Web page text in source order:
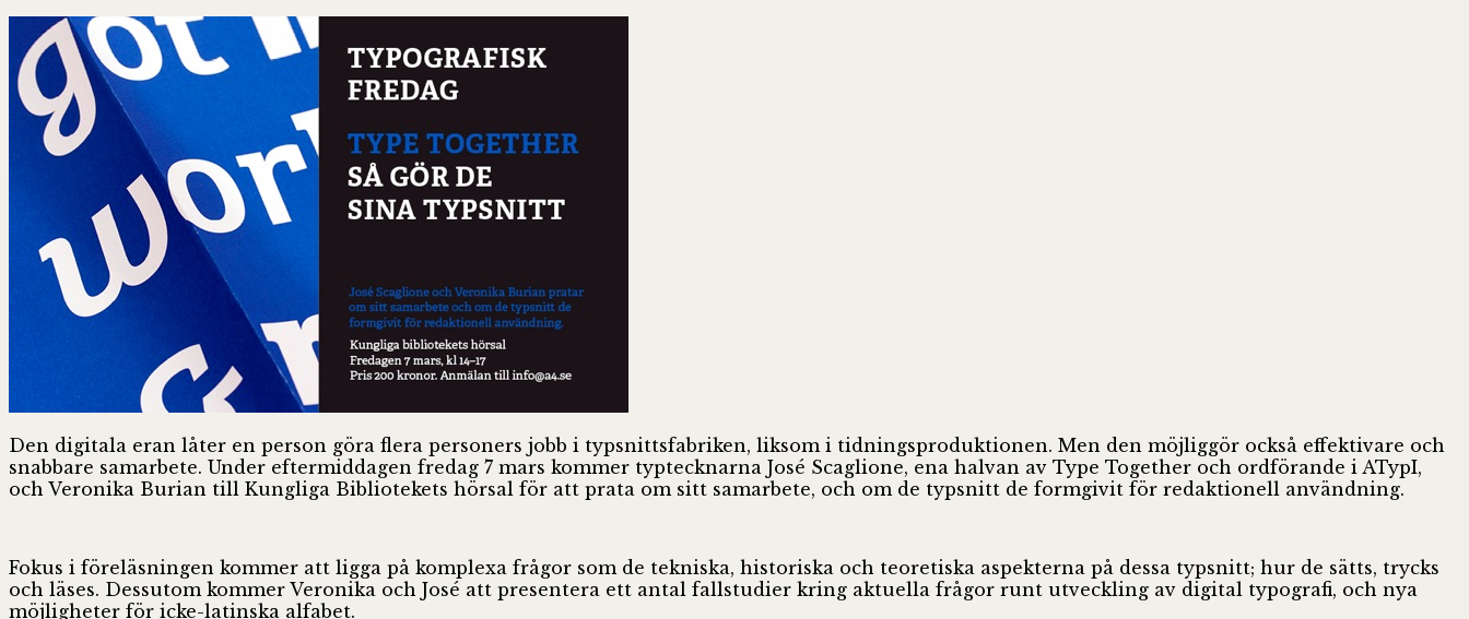
Den digitala eran låter en person göra flera personers jobb i typsnittsfabriken, liksom i tidningsproduktionen. Men den möjliggör också effektivare och
snabbare samarbete. Under eftermiddagen fredag 7 mars kommer typtecknarna José Scaglione, ena halvan av Type Together och ordförande i ATypI,
och Veronika Burian till Kungliga Bibliotekets hörsal för att prata om sitt samarbete, och om de typsnitt de formgivit för redaktionell användning.
Fokus i föreläsningen kommer att ligga på komplexa frågor som de tekniska, historiska och teoretiska aspekterna på dessa typsnitt; hur de sätts, trycks
och läses. Dessutom kommer Veronika och José att presentera ett antal fallstudier kring aktuella frågor runt utveckling av digital typografi, och nya
möjligheter för icke-latinska alfabet.